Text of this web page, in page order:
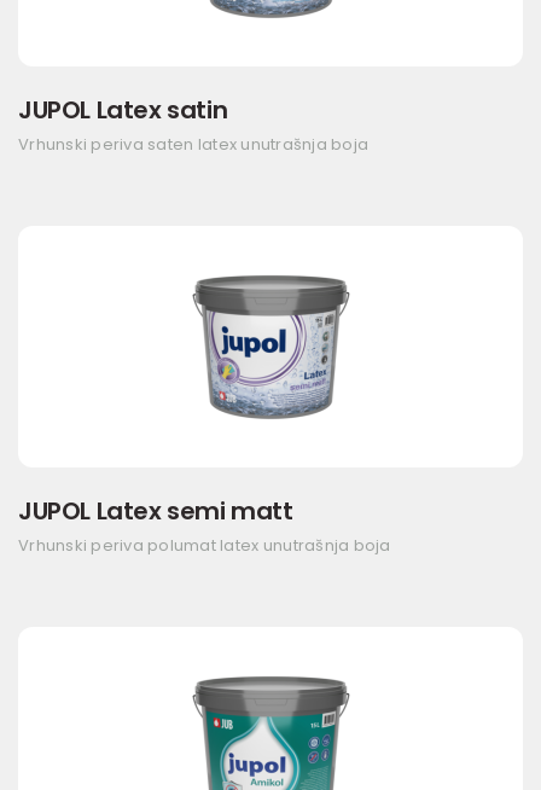
JUPOL Latex satin
Vrhunski periva saten latex unutrašnja boja
JUPOL Latex semi matt
Vrhunski periva polumat latex unutrašnja boja